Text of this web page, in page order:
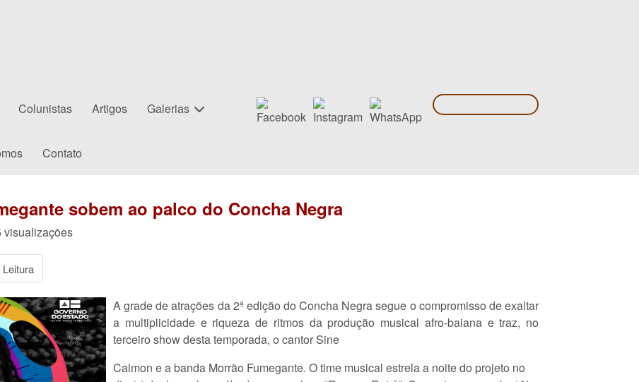
Colunistas Artigos Galerias
Contato
sobem ao palco do Concha Negra
A grade de atrações da 2ª edição do Concha Negra segue o compromisso de exaltar
a multiplicidade e riqueza de ritmos da produção musical afro-baiana e traz, no
terceiro show desta temporada, o cantor Sine
Calmon e a banda Morrão Fumegante. O time musical estrela a noite do projeto no